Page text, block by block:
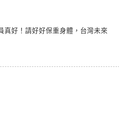
真好！請好好保重身體，台灣未來